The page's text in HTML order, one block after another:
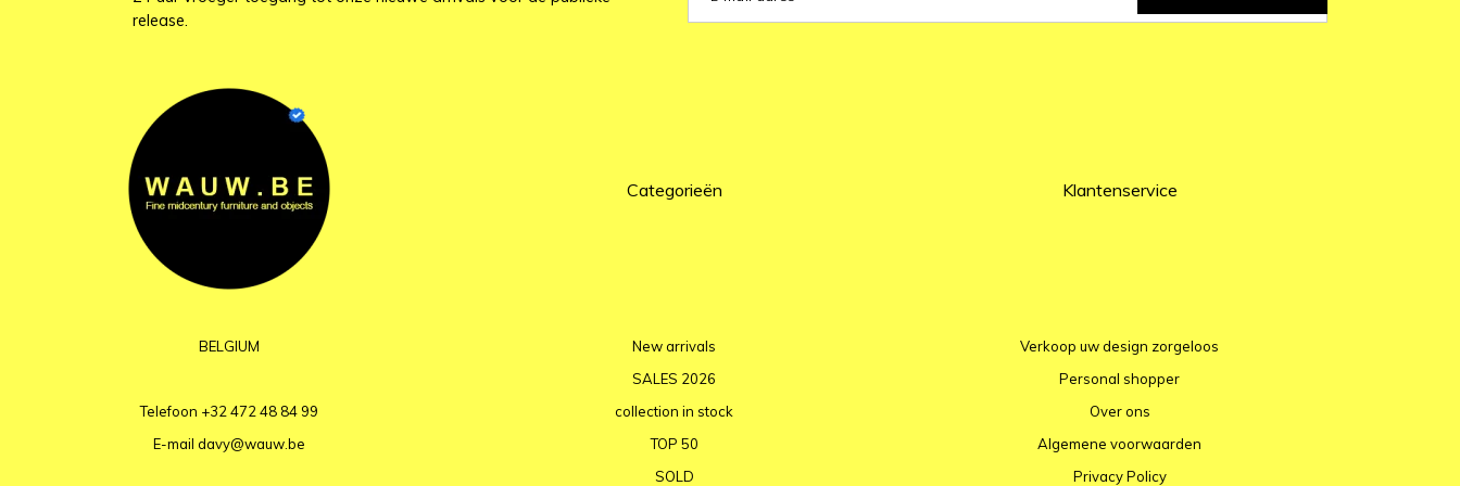
release.
BELGIUM
Telefoon +32 472 48 84 99
E-mail davy@wauw.be
Categorieën
New arrivals
SALES 2026
collection in stock
TOP 50
SOLD
Klantenservice
Verkoop uw design zorgeloos
Personal shopper
Over ons
Algemene voorwaarden
Privacy Policy